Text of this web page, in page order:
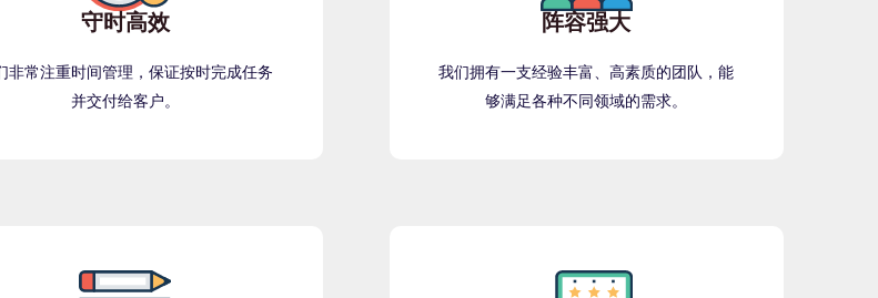
守时高效
非常注重时间管理，保证按时完成任务
并交付给客户。
阵容强大
我们拥有一支经验丰富、高素质的团队，能
够满足各种不同领域的需求。